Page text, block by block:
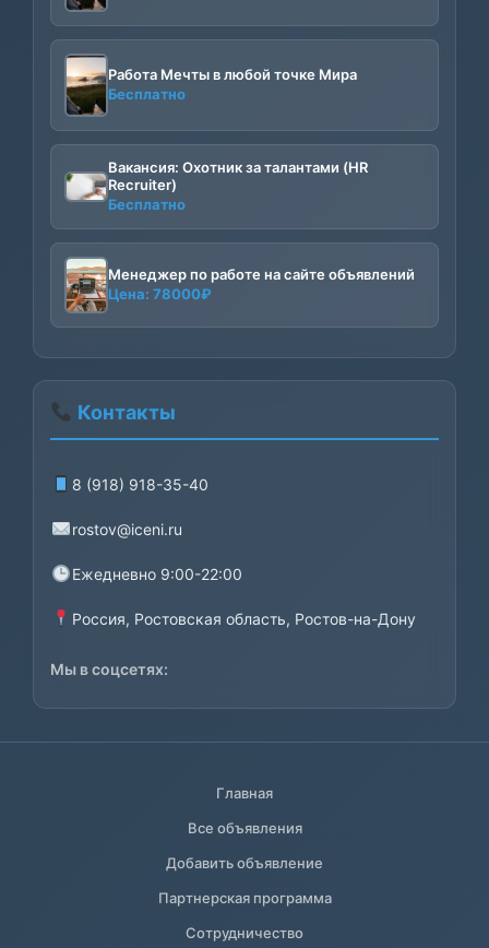
Работа Мечты в любой точке Мира
Бесплатно
Вакансия: Охотник за талантами (HR
Recruiter)
Бесплатно
Менеджер по работе на сайте объявлений
Цена: 78000₽
Контакты
8 (918) 918-35-40
rostov@iceni.ru
Ежедневно 9:00-22:00
Россия, Ростовская область, Ростов-на-Дону
Мы в соцсетях:
Главная
Все объявления
Добавить объявление
Партнерская программа
Сотрудничество